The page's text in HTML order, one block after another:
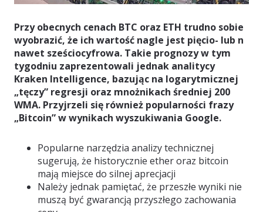
Przy obecnych cenach BTC oraz ETH trudno sobie
wyobrazić, że ich wartość nagle jest pięcio- lub n
nawet sześciocyfrowa. Takie prognozy w tym
tygodniu zaprezentowali jednak analitycy
Kraken Intelligence, bazując na logarytmicznej
„tęczy” regresji oraz mnożnikach średniej 200
WMA. Przyjrzeli się również popularności frazy
„Bitcoin” w wynikach wyszukiwania Google.
Popularne narzędzia analizy technicznej
sugerują, że historycznie ether oraz bitcoin
mają miejsce do silnej aprecjacji
Należy jednak pamiętać, że przeszłe wyniki nie
muszą być gwarancją przyszłego zachowania